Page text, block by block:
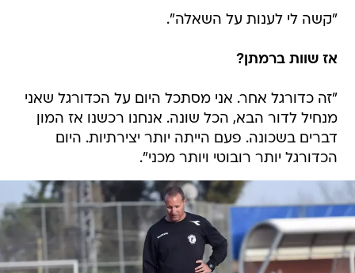
"קשה לי לענות על השאלה".
אז שוות ברמתן?
"זה כדורגל אחר. אני מסתכל היום על הכדורגל שאני
מנחיל לדור הבא, הכל שונה. אנחנו רכשנו אז המון
דברים בשכונה. פעם הייתה יותר יצירתיות. היום
הכדורגל יותר רובוטי ויותר מכני".